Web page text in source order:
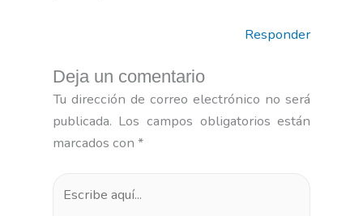
Responder
Deja un comentario
Tu dirección de correo electrónico no será
publicada. Los campos obligatorios están
marcados con *
aquí...